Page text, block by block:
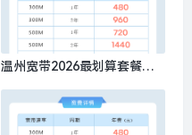
温州宽带2026最划算套餐有
年480元